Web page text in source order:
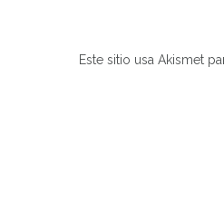
Este sitio usa Akismet